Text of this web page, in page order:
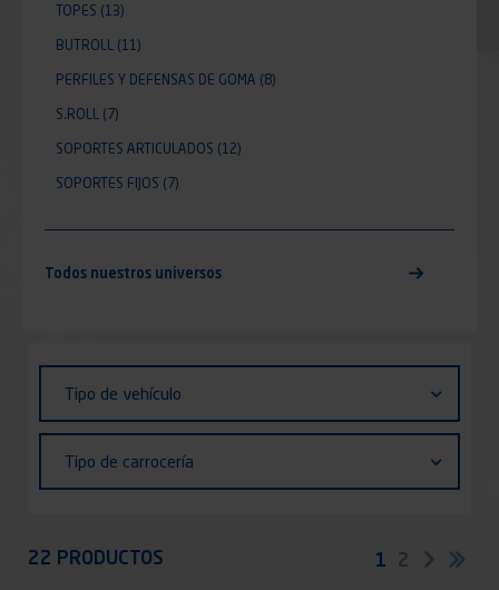
vehículo
Tipo de vehículo
carrocería
Tipo de carrocería
22 PRODUCTOS Paginación
Página
1 Página
2
TOPES (13)
BUTROLL (11)
PERFILES Y DEFENSAS DE GOMA (8)
S.ROLL (7)
SOPORTES ARTICULADOS (12)
SOPORTES FIJOS (7)
Todos nuestros universos